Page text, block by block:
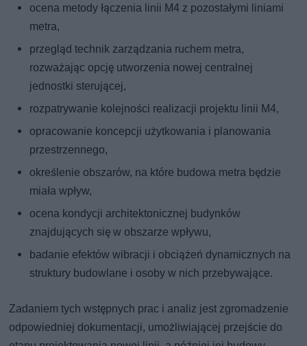
ocena metody łączenia linii M4 z pozostałymi liniami
metra,
przegląd technik zarządzania ruchem metra,
rozważając opcję utworzenia nowej centralnej
jednostki sterującej,
rozpatrywanie kolejności realizacji projektu linii M4,
opracowanie koncepcji użytkowania i planowania
przestrzennego,
określenie obszarów, na które budowa metra będzie
miała wpływ,
ocena kondycji architektonicznej budynków
znajdujących się w obszarze wpływu,
badanie efektów wibracji i obciążeń dynamicznych na
struktury budowlane i osoby w nich przebywające.
Zadaniem tych wstępnych prac i analiz jest zgromadzenie
odpowiedniej dokumentacji, umożliwiającej przejście do